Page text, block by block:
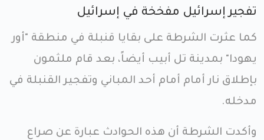
تفجير إسرائيل مفخخة في إسرائيل
كما عثرت الشرطة على بقايا قنبلة في منطقة "أور
يهودا" بمدينة تل أبيب أيضاً، بعد قام ملثمون
بإطلاق نار أمام أمام أحد المباني وتفجير القنبلة في
مدخله.
وأكدت الشرطة أن هذه الحوادث عبارة عن صراع